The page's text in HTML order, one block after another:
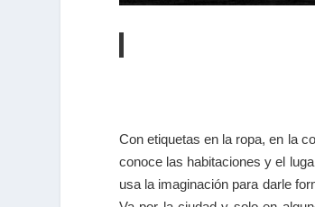
Con etiquetas en la ropa, en la
conoce las habitaciones y el
usa la imaginación para darle